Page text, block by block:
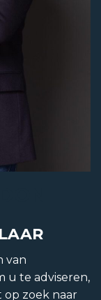
van
u te adviseren,
zoek naar